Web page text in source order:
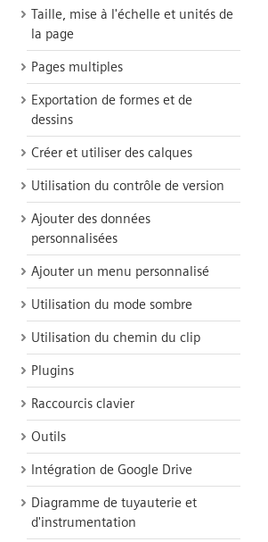
Taille, mise à l'échelle et unités de
la page
Pages multiples
Exportation de formes et de
dessins
Créer et utiliser des calques
Utilisation du contrôle de version
Ajouter des données
personnalisées
Ajouter un menu personnalisé
Utilisation du mode sombre
Utilisation du chemin du clip
Plugins
Raccourcis clavier
Outils
Intégration de Google Drive
Diagramme de tuyauterie et
d'instrumentation